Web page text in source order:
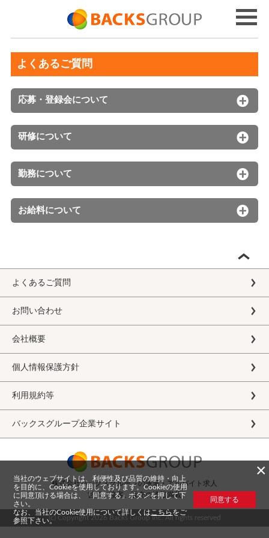
よくあるご質問
応募・登録会について
研修について
勤務について
お給料について
よくあるご質問
お問い合わせ
会社概要
個人情報保護方針
利用規約等
バックスグループ企業サイト
株式会社バックスグループの派遣・アルバイト求人
営業、接客、販売の情報満載
(c) Copyright2026 Backs Group Inc. All rights reserved
×
当社のウェブサイトは、利便性及び品質の維持・向上
を目的に、Cookieを使用しております。Cookieの使用
に同意頂ける場合は、「同意する」ボタンを押して下
さい。
なお、当社のCookie使用について詳しくは こちら をご
参照下さい。
同意する